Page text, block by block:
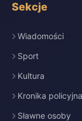
Sekcje
Wiadomości
Sport
Kultura
Kronika policyjna
Sławne osoby